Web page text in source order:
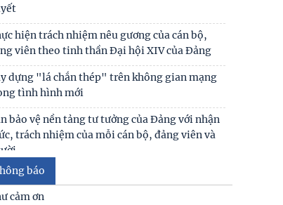
hiện trách nhiệm nêu gương của cán bộ,
viên theo tinh thần Đại hội XIV của Đảng
dựng "lá chắn thép" trên không gian mạng
tình hình mới
bảo vệ nền tảng tư tưởng của Đảng với nhận
trách nhiệm của mỗi cán bộ, đảng viên và
hưởng của gia đình mở rộng đến đời sống
nhân của vợ chồng trẻ ở Việt Nam
báo
cảm ơn